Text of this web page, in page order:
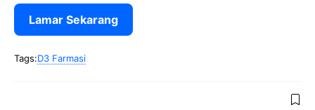
Lamar Sekarang
Tags:D3 Farmasi